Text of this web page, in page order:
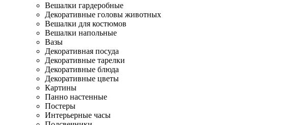
Вешалки гардеробные
Декоративные головы животных
Вешалки для костюмов
Вешалки напольные
Вазы
Декоративная посуда
Декоративные тарелки
Декоративные блюда
Декоративные цветы
Картины
Панно настенные
Постеры
Интерьерные часы